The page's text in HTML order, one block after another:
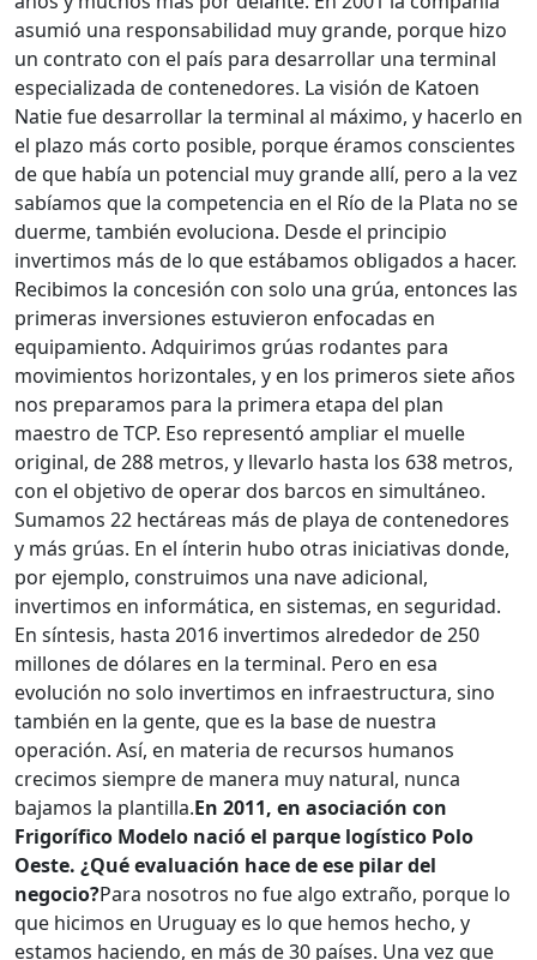
asumió una responsabilidad muy grande, porque hizo
un contrato con el país para desarrollar una terminal
especializada de contenedores. La visión de Katoen
Natie fue desarrollar la terminal al máximo, y hacerlo en
el plazo más corto posible, porque éramos conscientes
de que había un potencial muy grande allí, pero a la vez
sabíamos que la competencia en el Río de la Plata no se
duerme, también evoluciona. Desde el principio
invertimos más de lo que estábamos obligados a hacer.
Recibimos la concesión con solo una grúa, entonces las
primeras inversiones estuvieron enfocadas en
equipamiento. Adquirimos grúas rodantes para
movimientos horizontales, y en los primeros siete años
nos preparamos para la primera etapa del plan
maestro de TCP. Eso representó ampliar el muelle
original, de 288 metros, y llevarlo hasta los 638 metros,
con el objetivo de operar dos barcos en simultáneo.
Sumamos 22 hectáreas más de playa de contenedores
y más grúas. En el ínterin hubo otras iniciativas donde,
por ejemplo, construimos una nave adicional,
invertimos en informática, en sistemas, en seguridad.
En síntesis, hasta 2016 invertimos alrededor de 250
millones de dólares en la terminal. Pero en esa
evolución no solo invertimos en infraestructura, sino
también en la gente, que es la base de nuestra
operación. Así, en materia de recursos humanos
crecimos siempre de manera muy natural, nunca
bajamos la plantilla.En 2011, en asociación con
Frigorífico Modelo nació el parque logístico Polo
Oeste. ¿Qué evaluación hace de ese pilar del
negocio?Para nosotros no fue algo extraño, porque lo
que hicimos en Uruguay es lo que hemos hecho, y
estamos haciendo, en más de 30 países. Una vez que